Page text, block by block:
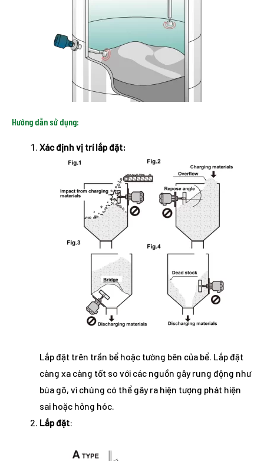
Hướng dẫn sử dụng:
Xác định vị trí lắp đặt:
Lắp đặt trên trần bể hoặc tường bên của bể. Lắp đặt
càng xa càng tốt so với các nguồn gây rung động như
búa gõ, vì chúng có thể gây ra hiện tượng phát hiện
sai hoặc hỏng hóc.
Lắp đặt: